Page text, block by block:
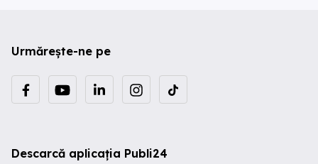
Urmărește-ne pe
Descarcă aplicația Publi24